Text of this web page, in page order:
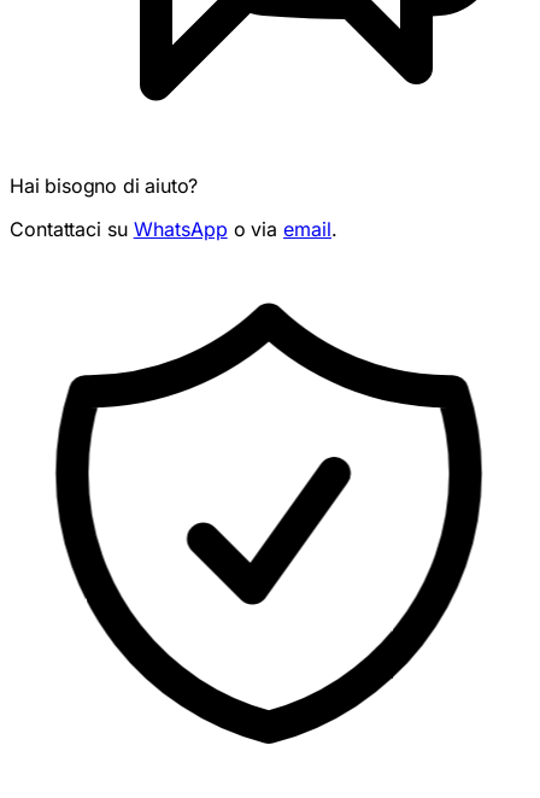
Hai bisogno di aiuto?
Contattaci su WhatsApp o via email